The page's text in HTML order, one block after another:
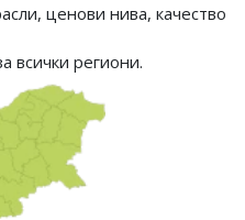
ценови нива, качество
всички региони.